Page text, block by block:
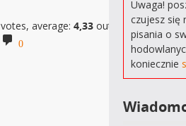
average: 4,33out of 5)
0
Uwaga!
czujesz się
pisania o
koniecznie